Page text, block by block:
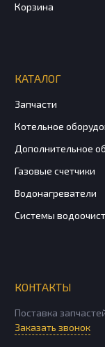
Корзина
КАТАЛОГ
Запчасти
Котельное
Дополнительное
Газовые счетчики
Водонагреватели
Системы
КОНТАКТЫ
Поставка
Заказать звонок